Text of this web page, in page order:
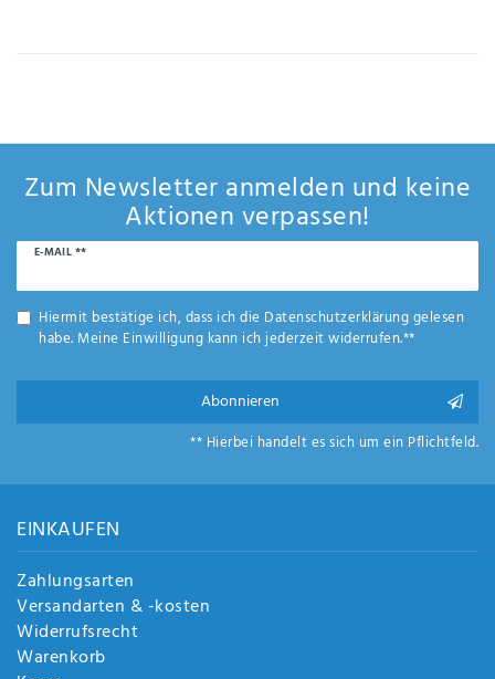
Hiermit
ich die
Daten­
gelesen
rag
e
sen
de
n
Zum Newsletter anmelden und keine
Aktionen verpassen!
E-MAIL **
Newsletter
Hiermit bestätige ich, dass ich die Daten­schutz­erklärunggelesen
habe. Meine Einwilligung kann ich jederzeit widerrufen.**
Abonnieren
** Hierbei handelt es sich um ein Pflichtfeld.
EINKAUFEN
Zahlungsarten
Versandarten & -kosten
Widerrufsrecht
Warenkorb